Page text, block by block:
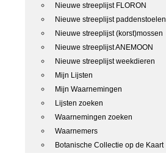
Nieuwe streeplijst FLORON
Nieuwe streeplijst paddenstoelen
Nieuwe streeplijst (korst)mossen
Nieuwe streeplijst ANEMOON
Nieuwe streeplijst weekdieren
Mijn Lijsten
Mijn Waarnemingen
Lijsten zoeken
Waarnemingen zoeken
Waarnemers
Botanische Collectie op de Kaart